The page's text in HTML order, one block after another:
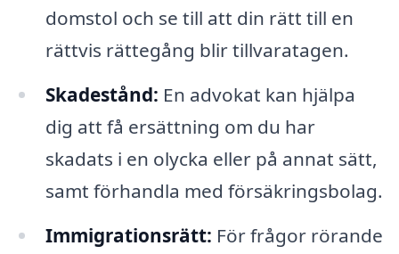
domstol och se till att din rätt till en
rättvis rättegång blir tillvaratagen.
Skadestånd: En advokat kan hjälpa
dig att få ersättning om du har
skadats i en olycka eller på annat sätt,
samt förhandla med försäkringsbolag.
Immigrationsrätt: För frågor rörande